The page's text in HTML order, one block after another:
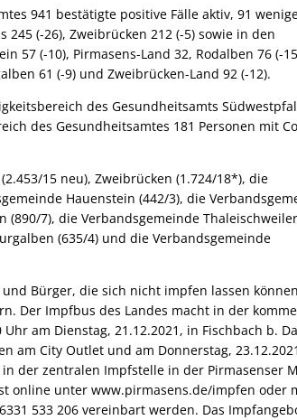
941 bestätigte positive Fälle aktiv, 91
(-26), Zweibrücken 212 (-5) sowie in den
57 (-10), Pirmasens-Land 32, Rodalben 76 (-
61 (-9) und Zweibrücken-Land 92 (-12).
des Gesundheitsamts
des Gesundheitsamtes 181 Personen mit
15 neu), Zweibrücken (1.724/18*), die
Hauenstein (442/3), die
(890/7), die Verbandsgemeinde
(635/4) und die Verbandsgemeinde
Bürger, die sich nicht impfen lassen
Der Impfbus des Landes macht in der
am Dienstag, 21.12.2021, in Fischbach b.
am City Outlet und am Donnerstag,
der zentralen Impfstelle in der Pirmasenser
online unter www.pirmasens.de/impfen oder
533 206 vereinbart werden. Das